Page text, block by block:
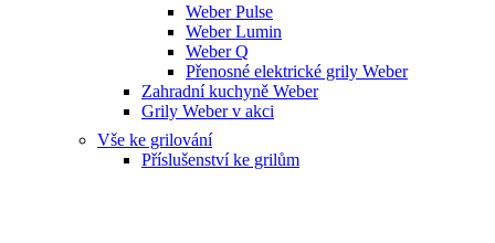
Weber Pulse
Weber Lumin
Weber Q
Přenosné elektrické grily Weber
Zahradní kuchyně Weber
Grily Weber v akci
Vše ke grilování
Příslušenství ke grilům